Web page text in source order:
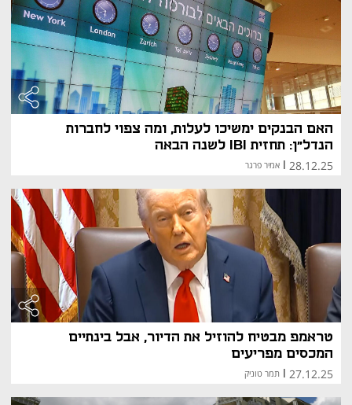
האם הבנקים ימשיכו לעלות, ומה צפוי לחברות
הנדל"ן: תחזית IBI לשנה הבאה
28.12.25
| אמיר פרגר
טראמפ מבטיח להוזיל את הדיור, אבל בינתיים
המכסים מפריעים
27.12.25
| תמר טוניק